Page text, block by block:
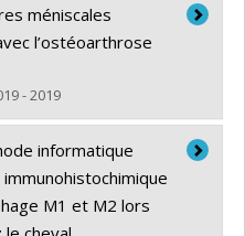
méniscales
l’ostéoarthrose
- 2019
informatique
M1 et M2 lors